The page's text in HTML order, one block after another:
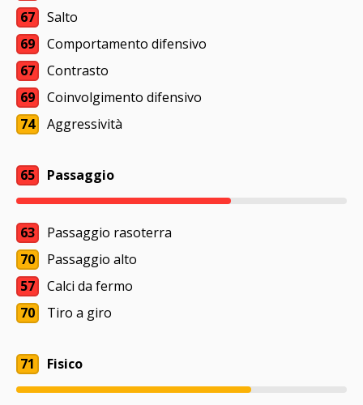
67
Salto
69
Comportamento difensivo
67
Contrasto
69
Coinvolgimento difensivo
74
Aggressività
65 Passaggio
63
Passaggio rasoterra
70
Passaggio alto
57
Calci da fermo
70
Tiro a giro
71 Fisico